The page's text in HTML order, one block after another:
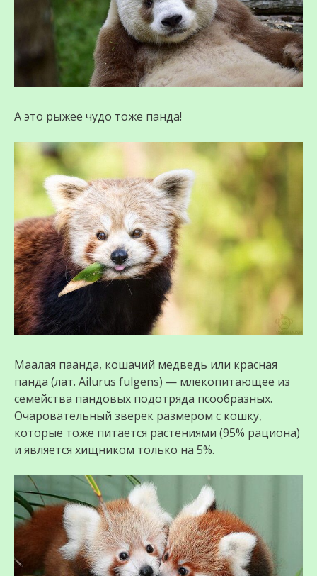
А это рыжее чудо тоже панда!
Маалая паанда, кошачий медведь или красная
панда (лат. Ailurus fulgens) — млекопитающее из
семейства пандовых подотряда псообразных.
Очаровательный зверек размером с кошку,
которые тоже питается растениями (95% рациона)
и является хищником только на 5%.